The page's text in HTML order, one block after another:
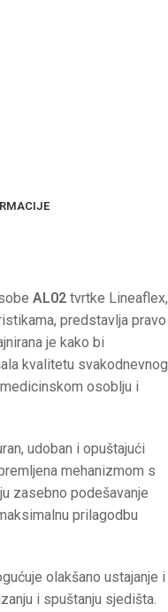
AL02 tvrtke Lineaflex,
predstavlja pravo
je kako bi
kvalitetu svakodnevnog
osoblju i
udoban i opuštajući
mehanizmom s
zasebno podešavanje
prilagodbu
olakšano ustajanje i
i spuštanju sjedišta.